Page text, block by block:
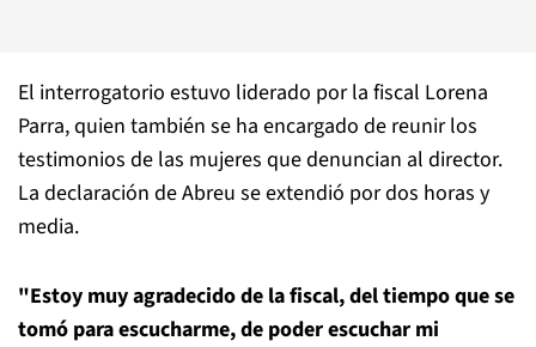
El interrogatorio estuvo liderado por la fiscal Lorena
Parra, quien también se ha encargado de reunir los
testimonios de las mujeres que denuncian al director.
La declaración de Abreu se extendió por dos horas y
media.
"Estoy muy agradecido de la fiscal, del tiempo que se
tomó para escucharme, de poder escuchar mi